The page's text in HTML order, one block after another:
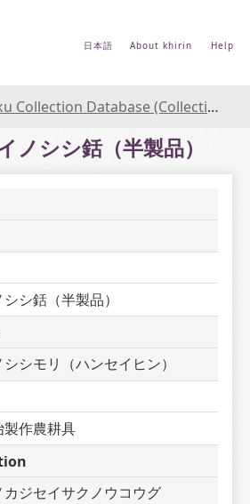
日本語 About khirin Help
(Collections Database of the National Museum of Japanese History)
ノシシ銛（半製品）
シ銛（半製品）
シモリ（ハンセイヒン）
製作農耕具
ジセイサクノウコウグ